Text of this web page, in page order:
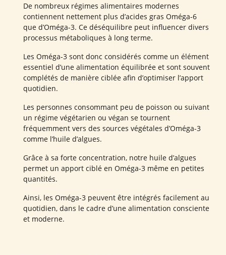
De nombreux régimes alimentaires modernes
contiennent nettement plus d’acides gras Oméga-6
que d’Oméga-3. Ce déséquilibre peut influencer divers
processus métaboliques à long terme.
Les Oméga-3 sont donc considérés comme un élément
essentiel d’une alimentation équilibrée et sont souvent
complétés de manière ciblée afin d’optimiser l’apport
quotidien.
Les personnes consommant peu de poisson ou suivant
un régime végétarien ou végan se tournent
fréquemment vers des sources végétales d’Oméga-3
comme l’huile d’algues.
Grâce à sa forte concentration, notre huile d’algues
permet un apport ciblé en Oméga-3 même en petites
quantités.
Ainsi, les Oméga-3 peuvent être intégrés facilement au
quotidien, dans le cadre d’une alimentation consciente
et moderne.